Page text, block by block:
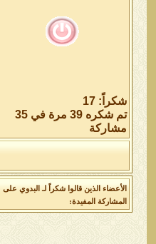
شكراً: 17
تم شكره 39 مرة في 35
مشاركة
الأعضاء الذين قالوا شكراً لـ البدوي على
المشاركة المفيدة: